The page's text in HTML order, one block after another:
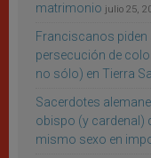
matrimonio julio 25,
Franciscanos piden
persecución de
no sólo) en Tierra
Sacerdotes
obispo (y cardenal)
mismo sexo en